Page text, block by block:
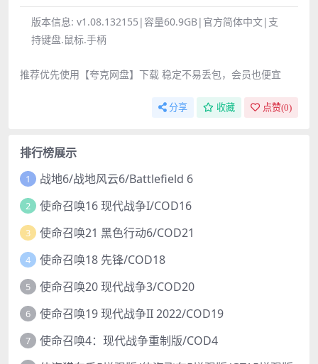
版本信息: v1.08.132155|容量60.9GB|官方简体中文|支
持键盘.鼠标.手柄
推荐优先使用【夸克网盘】下载 稳定不易丢包，会员也便宜
分享 收藏 点赞(0)
排行榜展示
1 战地6/战地风云6/Battlefield 6
2 使命召唤16 现代战争I/COD16
3 使命召唤21 黑色行动6/COD21
4 使命召唤18 先锋/COD18
5 使命召唤20 现代战争3/COD20
6 使命召唤19 现代战争II 2022/COD19
7 使命召唤4：现代战争重制版/COD4